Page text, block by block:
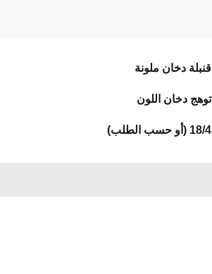
قنبلة دخان ملونة
توهج دخان اللون
18/4 (أو حسب الطلب)